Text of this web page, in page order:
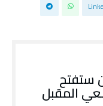
ستفتح
المقبل